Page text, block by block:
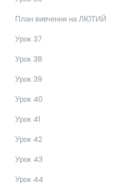
План вивчення на ЛЮТИЙ
Урок 37
Урок 38
Урок 39
Урок 40
Урок 41
Урок 42
Урок 43
Урок 44